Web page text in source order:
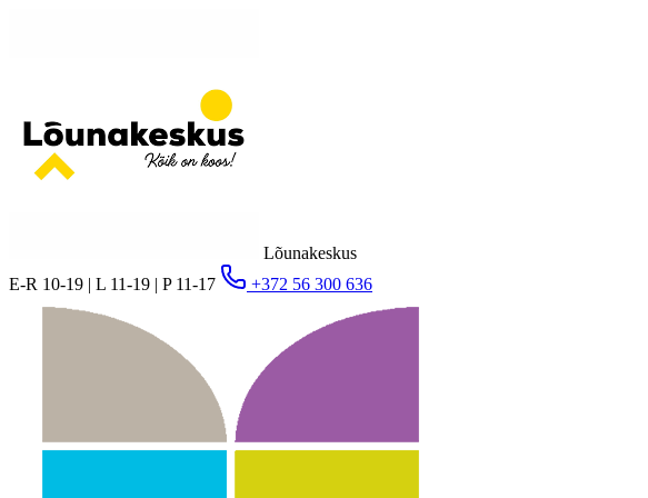
Lõunakeskus
E-R 10-19 | L 11-19 | P 11-17
+372 56 300 636